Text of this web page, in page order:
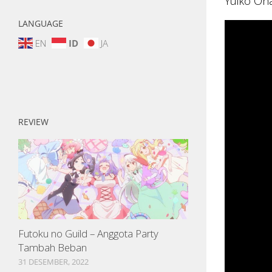
LANGUAGE
EN ID JA
REVIEW
Futoku no Guild – Anggota Party
Tambah Beban
31 DESEMBER, 2022